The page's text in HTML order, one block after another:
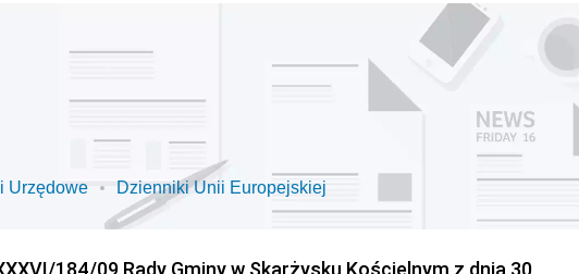
Urzędowe Dzienniki Unii Europejskiej